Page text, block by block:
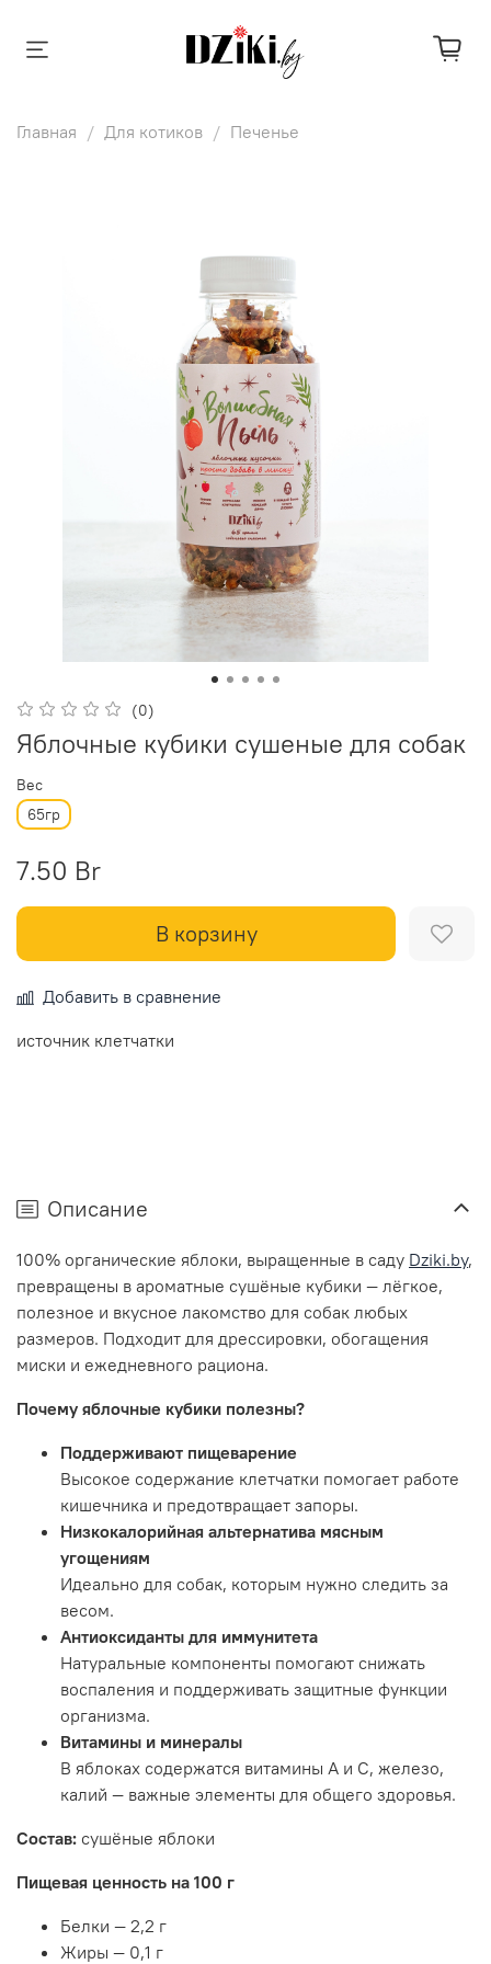
Главная Для котиков Печенье
(0)
Яблочные кубики сушеные для собак
Вес
65гр
7.50 Br
В корзину
Добавить в сравнение
источник клетчатки
Описание
100% органические яблоки, выращенные в саду Dziki.by,
превращены в ароматные сушёные кубики — лёгкое,
полезное и вкусное лакомство для собак любых
размеров. Подходит для дрессировки, обогащения
миски и ежедневного рациона.
Почему яблочные кубики полезны?
Поддерживают пищеварение
Высокое содержание клетчатки помогает работе
кишечника и предотвращает запоры.
Низкокалорийная альтернатива мясным
угощениям
Идеально для собак, которым нужно следить за
весом.
Антиоксиданты для иммунитета
Натуральные компоненты помогают снижать
воспаления и поддерживать защитные функции
организма.
Витамины и минералы
В яблоках содержатся витамины A и C, железо,
калий — важные элементы для общего здоровья.
Состав: сушёные яблоки
Пищевая ценность на 100 г
Белки — 2,2 г
Жиры — 0,1 г